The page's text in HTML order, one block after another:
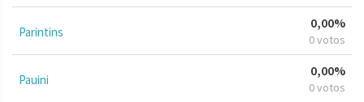
Parintins
0,00%
0 votos
Pauini
0,00%
0 votos